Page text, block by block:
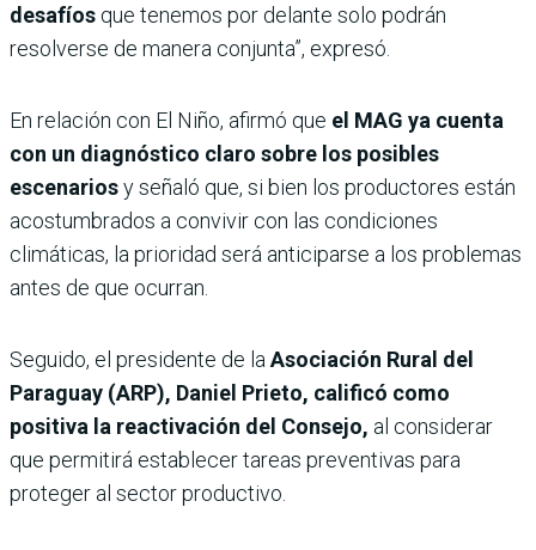
desafíos que tenemos por delante solo podrán
resolverse de manera conjunta”, expresó.
En relación con El Niño, afirmó que el MAG ya cuenta
con un diagnóstico claro sobre los posibles
escenariosy señaló que, si bien los productores están
acostumbrados a convivir con las condiciones
climáticas, la prioridad será anticiparse a los problemas
antes de que ocurran.
Seguido, el presidente de la Asociación Rural del
Paraguay (ARP), Daniel Prieto, calificó como
positiva la reactivación del Consejo, al considerar
que permitirá establecer tareas preventivas para
proteger al sector productivo.